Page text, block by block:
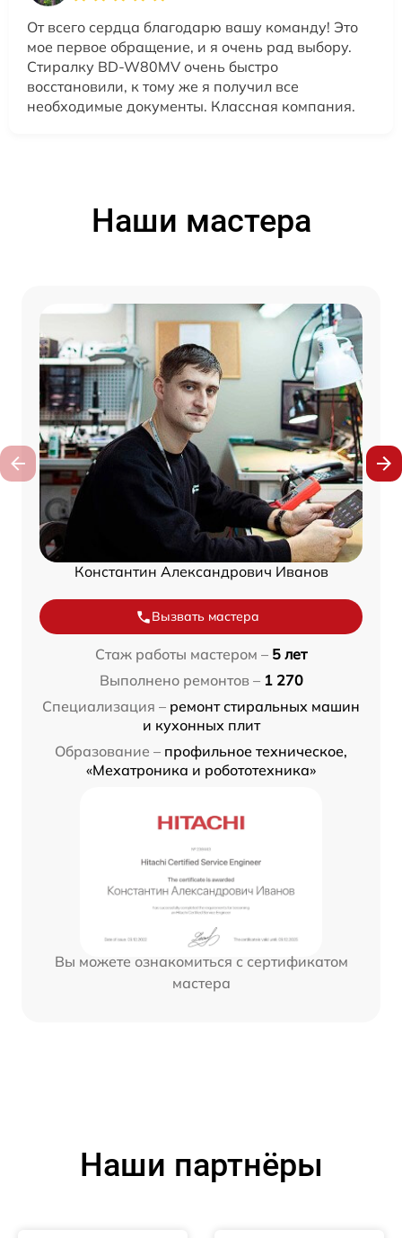
От всего сердца благодарю вашу команду! Это
мое первое обращение, и я очень рад выбору.
Стиралку BD-W80MV очень быстро
восстановили, к тому же я получил все
необходимые документы. Классная компания.
Наши мастера
Константин Александрович Иванов
Вызвать мастера
Стаж работы мастером – 5 лет
Выполнено ремонтов – 1 270
Специализация – ремонт стиральных машин
и кухонных плит
Образование – профильное техническое,
«Мехатроника и робототехника»
Вы можете ознакомиться с сертификатом
мастера
Наши партнёры